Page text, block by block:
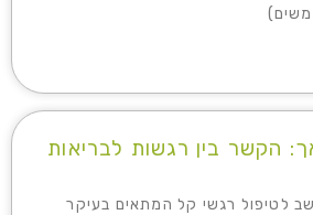
הקשר בין רגשות לבריאות
לטיפול רגשי קל המתאים בעיקר